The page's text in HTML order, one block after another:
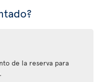
de la reserva para